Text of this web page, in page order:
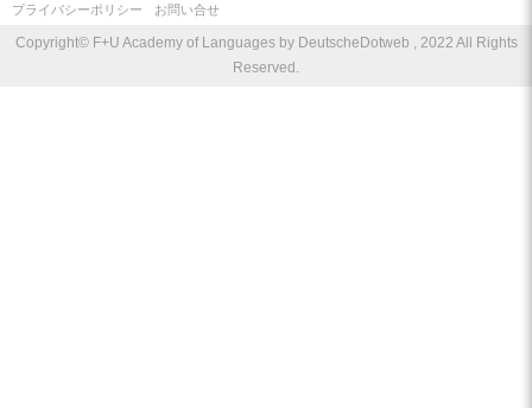
プライバシーポリシー
お問い合せ
Copyright© F+U Academy of Languages by DeutscheDotweb , 2022 All Rights
Reserved.